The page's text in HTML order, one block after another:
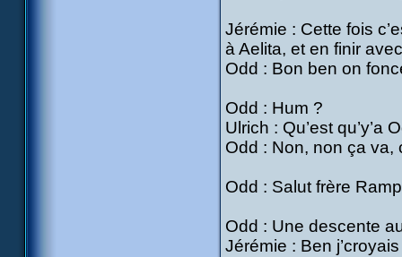
Jérémie : Cette fois
à Aelita, et en finir
Odd : Bon ben on
Odd : Hum ?
Ulrich : Qu’est qu’y’a
Odd : Non, non ça va,
Odd : Salut frère
Odd : Une descente
Jérémie : Ben